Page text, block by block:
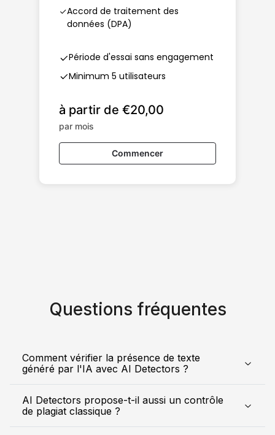
Accord de traitement des
données (DPA)
Période d'essai sans engagement
Minimum 5 utilisateurs
à partir de €20,00
par mois
Commencer
Questions fréquentes
Comment vérifier la présence de texte
généré par l'IA avec AI Detectors ?
AI Detectors propose-t-il aussi un contrôle
de plagiat classique ?